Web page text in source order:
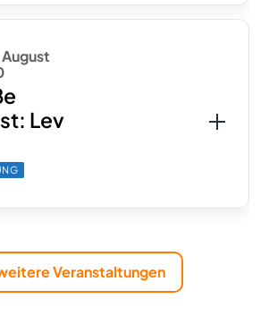
Lev
Veranstaltungen
erleben